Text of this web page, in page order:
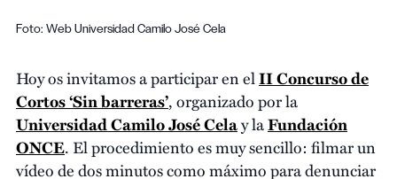
Foto: Web Universidad Camilo José Cela
Hoy os invitamos a participar en elII Concurso de
Cortos ‘Sin barreras’, organizado por la
Universidad Camilo José Celay laFundación
ONCE. El procedimiento es muy sencillo: filmar un
vídeo de dos minutos como máximo para denunciar